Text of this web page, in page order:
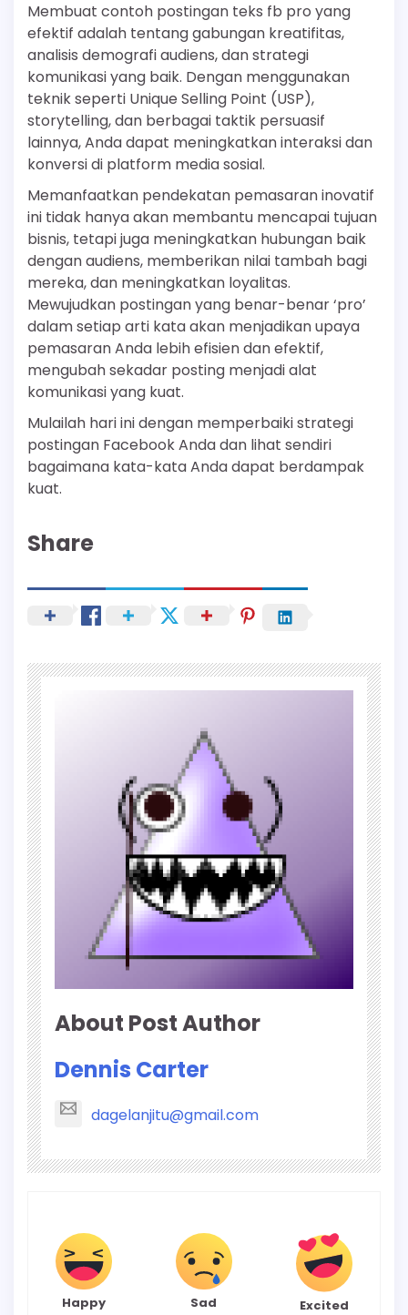
Membuat contoh postingan teks fb pro yang
efektif adalah tentang gabungan kreatifitas,
analisis demografi audiens, dan strategi
komunikasi yang baik. Dengan menggunakan
teknik seperti Unique Selling Point (USP),
storytelling, dan berbagai taktik persuasif
lainnya, Anda dapat meningkatkan interaksi dan
konversi di platform media sosial.
Memanfaatkan pendekatan pemasaran inovatif
ini tidak hanya akan membantu mencapai tujuan
bisnis, tetapi juga meningkatkan hubungan baik
dengan audiens, memberikan nilai tambah bagi
mereka, dan meningkatkan loyalitas.
Mewujudkan postingan yang benar-benar ‘pro’
dalam setiap arti kata akan menjadikan upaya
pemasaran Anda lebih efisien dan efektif,
mengubah sekadar posting menjadi alat
komunikasi yang kuat.
Mulailah hari ini dengan memperbaiki strategi
postingan Facebook Anda dan lihat sendiri
bagaimana kata-kata Anda dapat berdampak
kuat.
Share
About Post Author
Dennis Carter
dagelanjitu@gmail.com
Happy Sad Excited